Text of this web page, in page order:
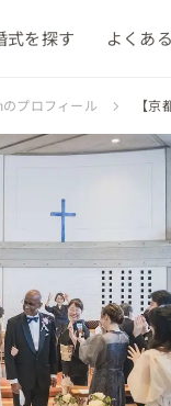
式を探す よくあ
プロフィール 【